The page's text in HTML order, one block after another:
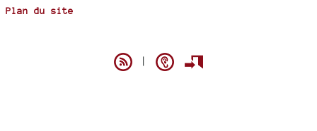
Plan du site
|